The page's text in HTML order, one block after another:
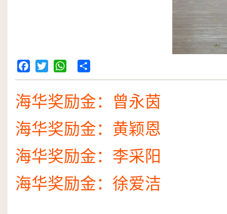
Facebook
TwitterWhatsApp
Share
海华奖励金：曾永茵
海华奖励金：黄颖恩
海华奖励金：李采阳
海华奖励金：徐爱洁